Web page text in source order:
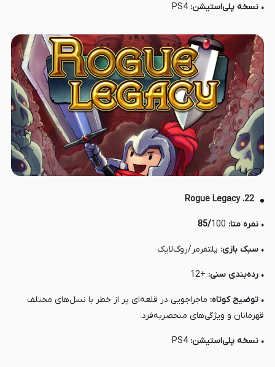
• نسخه پلی‌استیشن: PS4
22. Rogue Legacy
• نمره متا: 85/100
• سبک بازی:پلتفرمر/روگ‌لایک
• رده‌بندی سنی: +12
• توضیح کوتاه: ماجراجویی در قلعه‌ای پر از خطر با نسل‌های مختلف
قهرمانان و ویژگی‌های منحصربه‌فرد.
• نسخه پلی‌استیشن: PS4